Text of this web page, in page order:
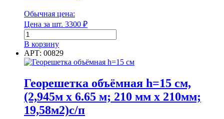
Обычная цена:
Цена за шт. 3300 ₽
Количество
товара
Лист
сотовый
поликарбонат
Sotalux
4,0
мм
(прозрачный,
6000х2100)
В корзину
АРТ: 00829
Георешетка объёмная h=15 см,
(2,945м х 6.65 м; 210 мм х 210мм;
19,58м2)с/п